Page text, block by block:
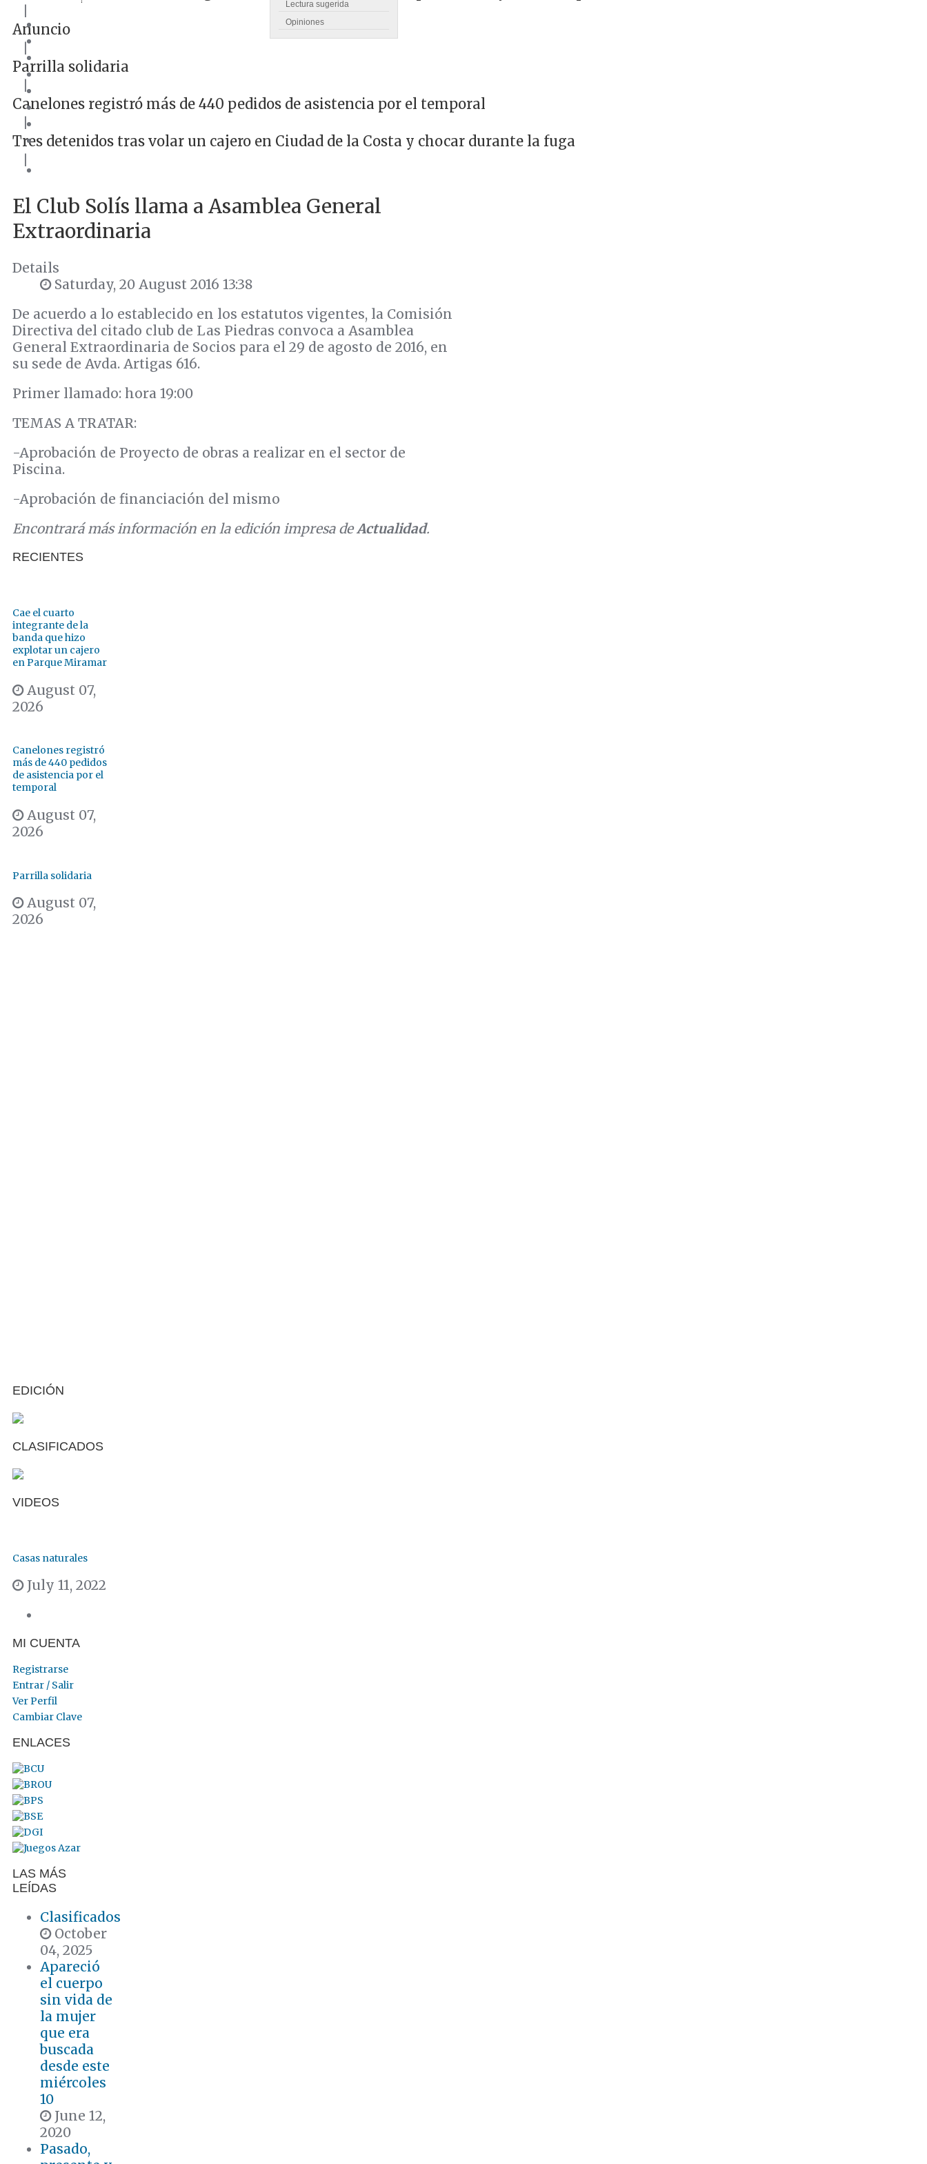
Lectura sugerida
Opiniones
Anuncio
|
Parrilla solidaria
|
Canelones registró más de 440 pedidos de asistencia por el temporal
|
Tres detenidos tras volar un cajero en Ciudad de la Costa y chocar durante la fuga
El Club Solís llama a Asamblea General
Extraordinaria
Details
Saturday, 20 August 2016 13:38
De acuerdo a lo establecido en los estatutos vigentes, la Comisión
Directiva del citado club de Las Piedras convoca a Asamblea
General Extraordinaria de Socios para el 29 de agosto de 2016, en
su sede de Avda. Artigas 616.
Primer llamado: hora 19:00
TEMAS A TRATAR:
-Aprobación de Proyecto de obras a realizar en el sector de
Piscina.
-Aprobación de financiación del mismo
Encontrará más información en la edición impresa deActualidad.
RECIENTES
Cae el cuarto
integrante de la
banda que hizo
explotar un cajero
en Parque Miramar
August 07,
2026
Canelones registró
más de 440 pedidos
de asistencia por el
temporal
August 07,
2026
Parrilla solidaria
August 07,
2026
EDICIÓN
CLASIFICADOS
VIDEOS
Casas naturales
July 11, 2022
MI CUENTA
Registrarse
Entrar / Salir
Ver Perfil
Cambiar Clave
ENLACES
LAS MÁS
LEÍDAS
Clasificados
October
04, 2025
Apareció
el cuerpo
sin vida de
la mujer
que era
buscada
desde este
miércoles
10
June 12,
2020
Pasado,